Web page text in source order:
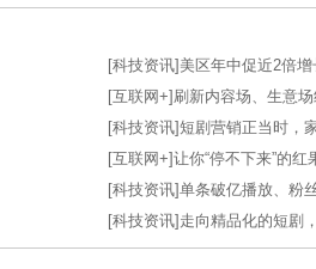
[科技资讯] 美区年中促近2倍
[互联网+] 刷新内容场、生意
[科技资讯]短剧营销正当时，
[互联网+]让你“停不下来”的
[科技资讯]单条破亿播放、粉
[科技资讯] 走向精品化的短剧